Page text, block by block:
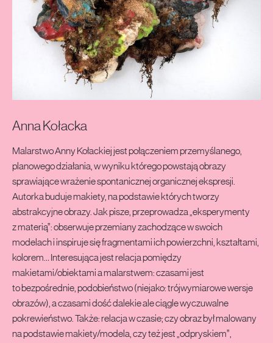
Anna Kołacka
Malarstwo Anny Kołackiej jest połączeniem przemyślanego,
planowego działania, w wyniku którego powstają obrazy
sprawiające wrażenie spontanicznej organicznej ekspresji.
Autorka buduje makiety, na podstawie których tworzy
abstrakcyjne obrazy. Jak pisze, przeprowadza „eksperymenty
z materią”: obserwuje przemiany zachodzące w swoich
modelach i inspiruje się fragmentami ich powierzchni, kształtami,
kolorem… Interesująca jest relacja pomiędzy
makietami/obiektami a malarstwem: czasami jest
to bezpośrednie, podobieństwo (niejako: trójwymiarowe wersje
obrazów), a czasami dość dalekie ale ciągle wyczuwalne
pokrewieństwo. Także: relacja w czasie; czy obraz był malowany
na podstawie makiety/modela, czy też jest „odpryskiem”,